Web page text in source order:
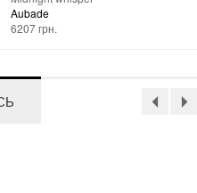
Aubade
6207 грн.